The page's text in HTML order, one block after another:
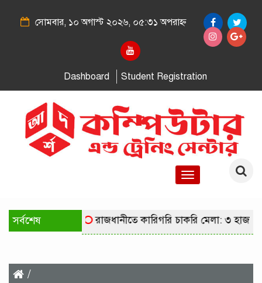
সোমবার, ১০ অগাস্ট ২০২৬, ০৫:৩১ অপরাহ্ন
Dashboard Student Registration
Toggle
সর্বশেষ রাজধানীতে কারিগরি চাকরি মেলা: ৩
/